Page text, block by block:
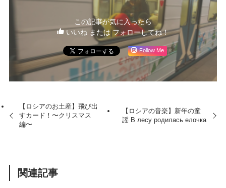
この記事が気に入ったら
いいね または フォローしてね！
Follow Me
【ロシアのお土産】飛び出
すカード！〜クリスマス
編〜
【ロシアの音楽】新年の童
謡 В лесу родилась елочка
関連記事